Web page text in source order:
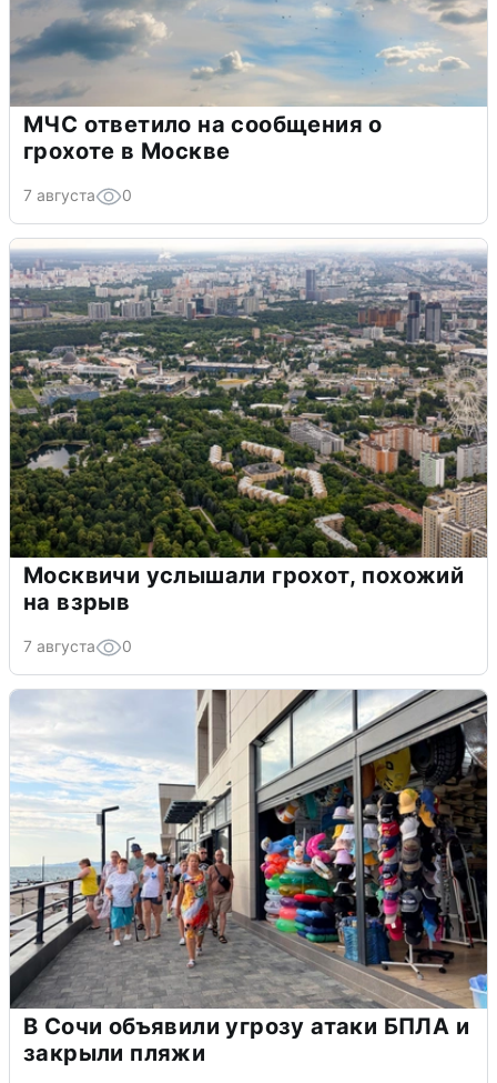
МЧС ответило на сообщения о
грохоте в Москве
7 августа 0
Москвичи услышали грохот, похожий
на взрыв
7 августа 0
В Сочи объявили угрозу атаки БПЛА и
закрыли пляжи